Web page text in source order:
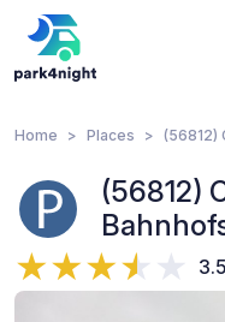
Home Places (56812)
(56812)